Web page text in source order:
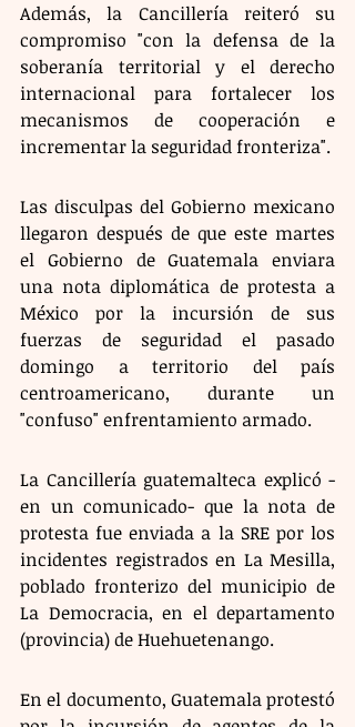
Además, la Cancillería reiteró su
compromiso "con la defensa de la
soberanía territorial y el derecho
internacional para fortalecer los
mecanismos de cooperación e
incrementar la seguridad fronteriza".
Las disculpas del Gobierno mexicano
llegaron después de que este martes
el Gobierno de Guatemala enviara
una nota diplomática de protesta a
México por la incursión de sus
fuerzas de seguridad el pasado
domingo a territorio del país
centroamericano, durante un
"confuso" enfrentamiento armado.
La Cancillería guatemalteca explicó -
en un comunicado- que la nota de
protesta fue enviada a la SRE por los
incidentes registrados en La Mesilla,
poblado fronterizo del municipio de
La Democracia, en el departamento
(provincia) de Huehuetenango.
En el documento, Guatemala protestó